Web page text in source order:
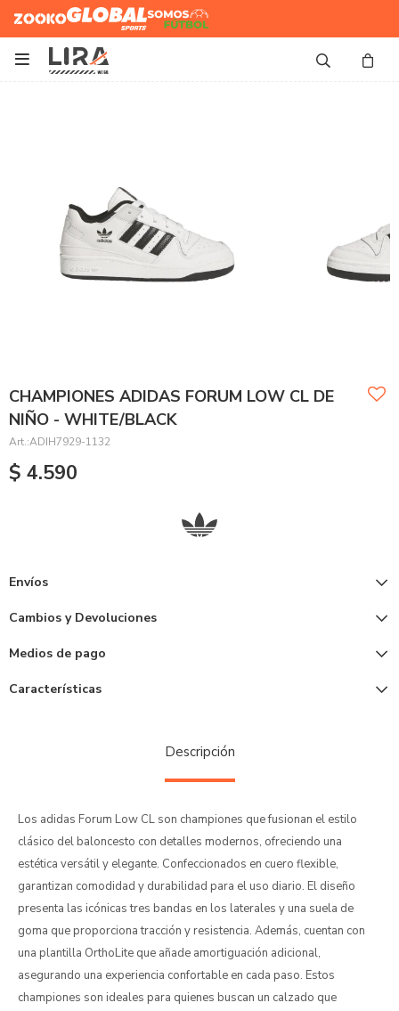
Zooko Global Sports
Somos
Futbol

CHAMPIONES ADIDAS FORUM LOW CL DE
NIÑO - WHITE/BLACK
ADIH7929-1132
$ 4.590
Envíos
Cambios y Devoluciones
Medios de pago
Características
Descripción
Los adidas Forum Low CL son championes que fusionan el estilo
clásico del baloncesto con detalles modernos, ofreciendo una
estética versátil y elegante. Confeccionados en cuero flexible,
garantizan comodidad y durabilidad para el uso diario. El diseño
presenta las icónicas tres bandas en los laterales y una suela de
goma que proporciona tracción y resistencia. Además, cuentan con
una plantilla OrthoLite que añade amortiguación adicional,
asegurando una experiencia confortable en cada paso. Estos
championes son ideales para quienes buscan un calzado que